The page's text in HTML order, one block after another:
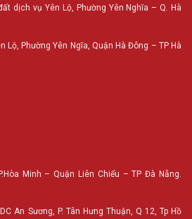
dịch vụ Yên Lộ, Phường Yên Nghĩa – Q. Hà
Lộ, Phường Yên Ngĩa, Quận Hà Đông – TP Hà
Minh – Quận Liên Chiểu – TP Đà Nẵng.
An Sương, P. Tân Hưng Thuận, Q 12, Tp Hồ